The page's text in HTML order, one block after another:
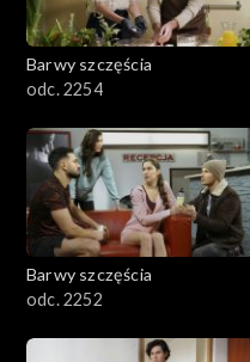
Barwy szczęścia
odc. 2254
Barwy szczęścia
odc. 2252